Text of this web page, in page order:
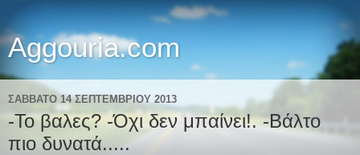
Aggouria.com
ΣΆΒΒΑΤΟ 14 ΣΕΠΤΕΜΒΡΊΟΥ 2013
-Το βαλες? -Όχι δεν μπαίνει!. -Βάλτο
πιο δυνατά.....